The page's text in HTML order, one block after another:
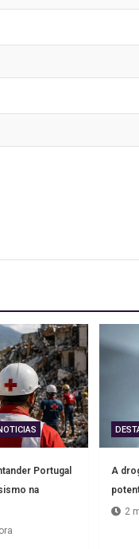
Portugal
na
A
2